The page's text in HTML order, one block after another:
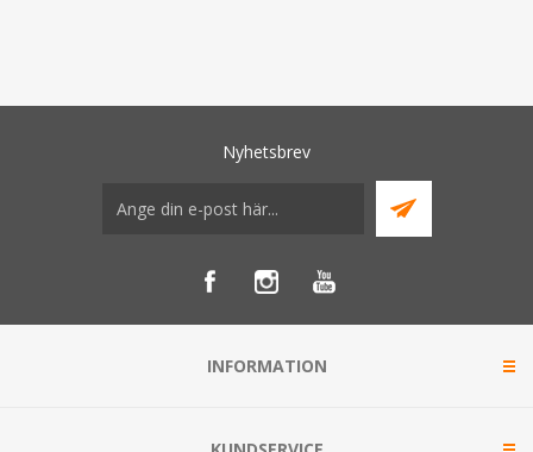
Nyhetsbrev
INFORMATION